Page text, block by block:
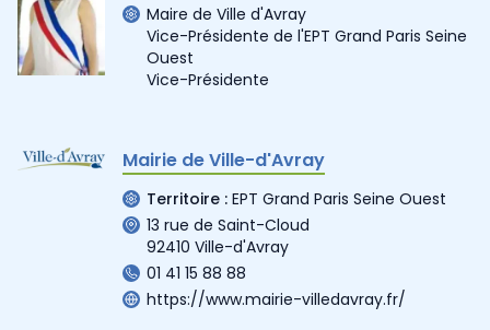
Maire de Ville d'Avray
Vice-Présidente de l'EPT Grand Paris Seine
Ouest
Vice-Présidente
Mairie de Ville-d'Avray
Territoire : EPT Grand Paris Seine Ouest
13 rue de Saint-Cloud
92410 Ville-d'Avray
01 41 15 88 88
https://www.mairie-villedavray.fr/